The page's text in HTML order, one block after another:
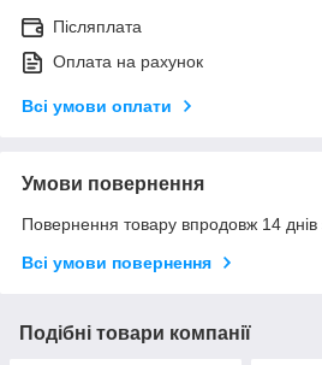
Післяплата
Оплата на рахунок
Всі умови оплати
Умови повернення
Повернення товару впродовж 14 днів
Всі умови повернення
Подібні товари компанії